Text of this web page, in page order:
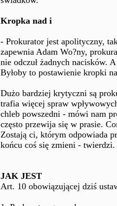
Kropka nad i
- Prokurator jest apolityczny,
zapewnia Adam Wo?ny,
nie odczuł żadnych nacisków.
Byłoby to postawienie kropki
Dużo bardziej krytyczni są
trafia więcej spraw
chleb powszedni - mówi nam
często przewija się w prasie.
Zostają ci, którym odpowiada
końcu coś się zmieni - twierdzi.
JAK JEST
Art. 10 obowiązującej dziś